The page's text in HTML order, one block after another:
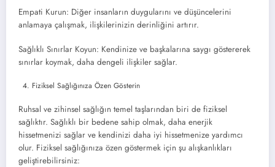
Empati Kurun: Diğer insanların duygularını ve düşüncelerini
anlamaya çalışmak, ilişkilerinizin derinliğini artırır.
Sağlıklı Sınırlar Koyun: Kendinize ve başkalarına saygı göstererek
sınırlar koymak, daha dengeli ilişkiler sağlar.
Fiziksel Sağlığınıza Özen Gösterin
Ruhsal ve zihinsel sağlığın temel taşlarından biri de fiziksel
sağlıktır. Sağlıklı bir bedene sahip olmak, daha enerjik
hissetmenizi sağlar ve kendinizi daha iyi hissetmenize yardımcı
olur. Fiziksel sağlığınıza özen göstermek için şu alışkanlıkları
geliştirebilirsiniz: